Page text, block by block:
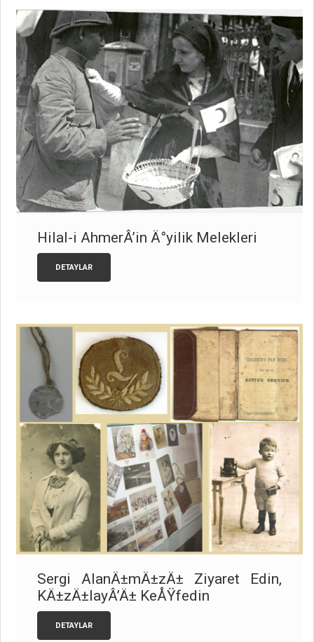
Hilal-i AhmerÂ’in Ä°yilik Melekleri
DETAYLAR
Sergi AlanÄ±mÄ±zÄ± Ziyaret Edin,
KÄ±zÄ±layÂ’Ä± KeÅŸfedin
DETAYLAR